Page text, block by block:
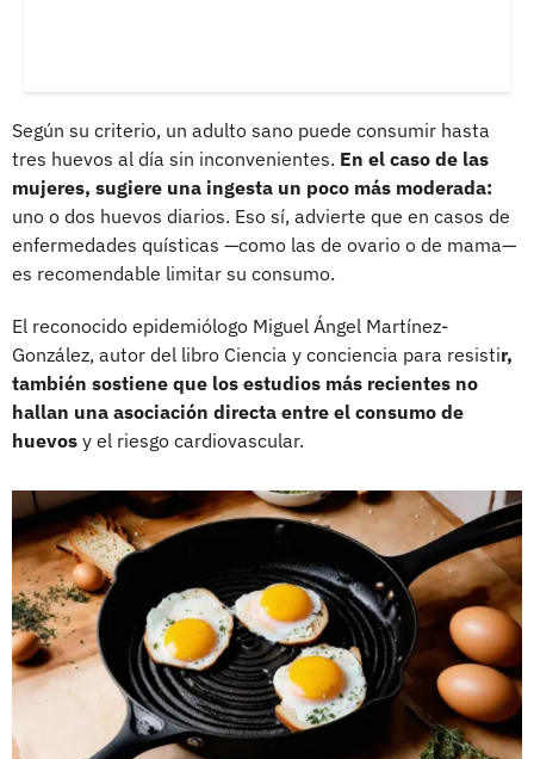
Según su criterio, un adulto sano puede consumir hasta
tres huevos al día sin inconvenientes. En el caso de las
mujeres, sugiere una ingesta un poco más moderada:
uno o dos huevos diarios. Eso sí, advierte que en casos de
enfermedades quísticas —como las de ovario o de mama—
es recomendable limitar su consumo.
El reconocido epidemiólogo Miguel Ángel Martínez-
González, autor del libro Ciencia y conciencia para resistir,
también sostiene que los estudios más recientes no
hallan una asociación directa entre el consumo de
huevos y el riesgo cardiovascular.